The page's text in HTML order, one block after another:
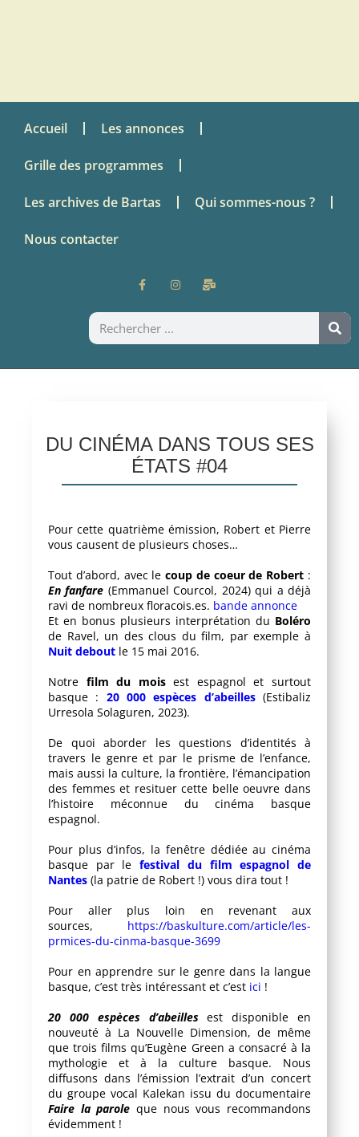
Accueil Les annonces
Grille des programmes
Les archives de Bartas Qui sommes-nous ?
Nous contacter
DU CINÉMA DANS TOUS SES
ÉTATS #04
Pour cette quatrième émission, Robert et Pierre
vous causent de plusieurs choses…
Tout d’abord, avec lecoup de coeur de Robert :
En fanfare (Emmanuel Courcol, 2024) qui a déjà
ravi de nombreux floracois.es. bande annonce
Et en bonus plusieurs interprétation du Boléro
de Ravel, un des clous du film, par exemple à
Nuit debout le 15 mai 2016.
Notre film du moisest espagnol et surtout
basque : 20 000 espèces d’abeilles(Estibaliz
Urresola Solaguren, 2023).
De quoi aborder les questions d’identités à
travers le genre et par le prisme de l’enfance,
mais aussi la culture, la frontière, l’émancipation
des femmes et resituer cette belle oeuvre dans
l’histoire méconnue du cinéma basque
espagnol.
Pour plus d’infos, la fenêtre dédiée au cinéma
basque par lefestival du film espagnol de
Nantes (la patrie de Robert !) vous dira tout !
Pour aller plus loin en revenant aux
sources, https://baskulture.com/article/les-
prmices-du-cinma-basque-3699
Pour en apprendre sur le genre dans la langue
basque, c’est très intéressant et c’est ici !
20 000 espèces d’abeillesest disponible en
nouveuté à La Nouvelle Dimension, de même
que trois films qu’Eugène Green a consacré à la
mythologie et à la culture basque. Nous
diffusons dans l’émission l’extrait d’un concert
du groupe vocal Kalekan issu du documentaire
Faire la parole que nous vous recommandons
évidemment !